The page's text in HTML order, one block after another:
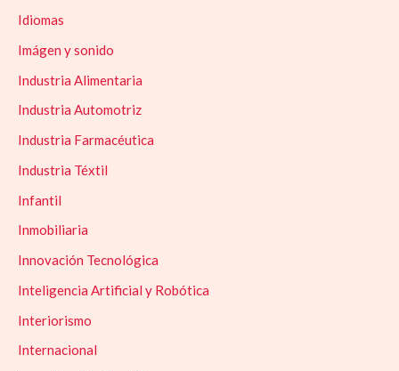
Idiomas
Imágen y sonido
Industria Alimentaria
Industria Automotriz
Industria Farmacéutica
Industria Téxtil
Infantil
Inmobiliaria
Innovación Tecnológica
Inteligencia Artificial y Robótica
Interiorismo
Internacional